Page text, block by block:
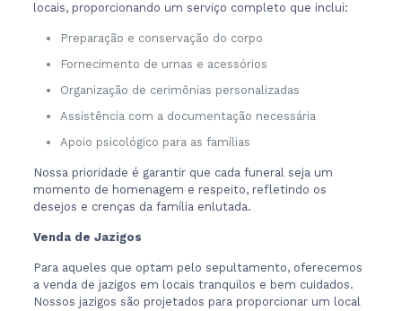
locais, proporcionando um serviço completo que inclui:
Preparação e conservação do corpo
Fornecimento de urnas e acessórios
Organização de cerimônias personalizadas
Assistência com a documentação necessária
Apoio psicológico para as famílias
Nossa prioridade é garantir que cada funeral seja um
momento de homenagem e respeito, refletindo os
desejos e crenças da família enlutada.
Venda de Jazigos
Para aqueles que optam pelo sepultamento, oferecemos
a venda de jazigos em locais tranquilos e bem cuidados.
Nossos jazigos são projetados para proporcionar um local